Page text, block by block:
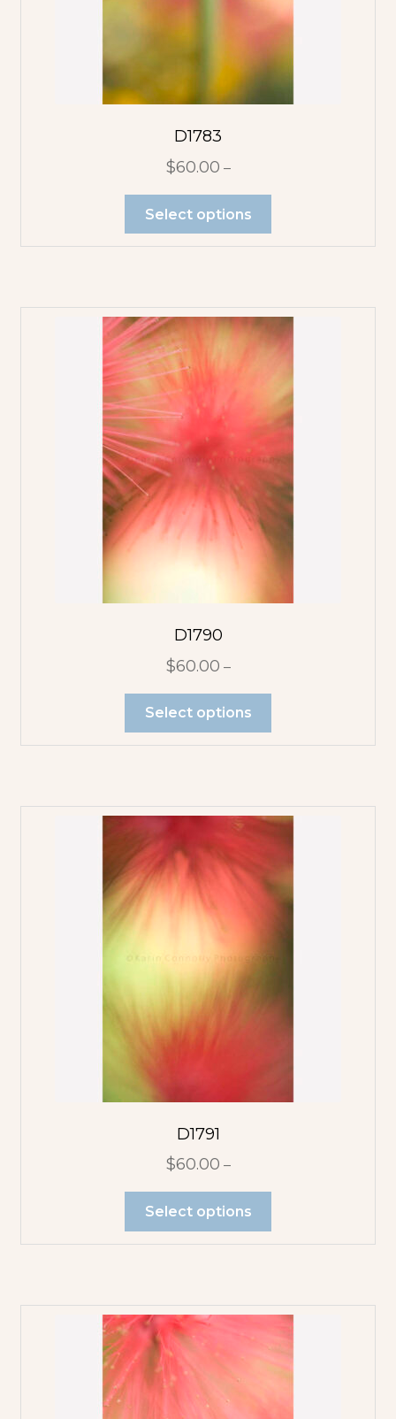
D1783
$60.00 –
Select options
D1790
$60.00 –
Select options
D1791
$60.00 –
Select options